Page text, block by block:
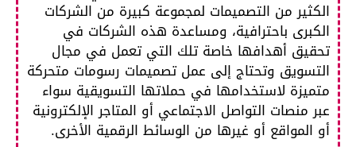
الكثير من التصميمات لمجموعة كبيرة من الشركات
الكبرى باحترافية، ومساعدة هذه الشركات في
تحقيق أهدافها خاصة تلك التي تعمل في مجال
التسويق وتحتاج إلى عمل تصميمات رسومات متحركة
متميزة لاستخدامها في حملاتها التسويقية سواء
عبر منصات التواصل الاجتماعي أو المتاجر الإلكترونية
أو المواقع أو غيرها من الوسائط الرقمية الأخرى.